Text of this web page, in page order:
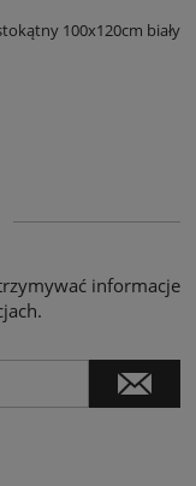
100x120cm biały
informacje